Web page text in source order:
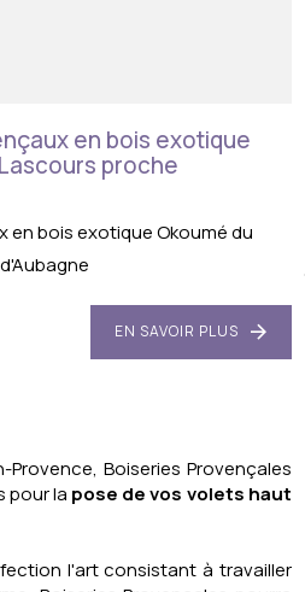
en bois exotique
proche
en bois exotique Okoumé du
EN SAVOIR PLUS
Provence, Boiseries Provençales
pour la pose de vos volets haut
l'art consistant à travailler